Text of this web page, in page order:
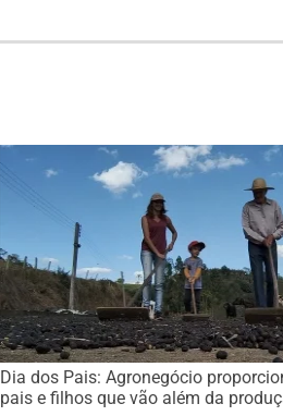
Dia dos Pais: Agronegócio
pais e filhos que vão além da